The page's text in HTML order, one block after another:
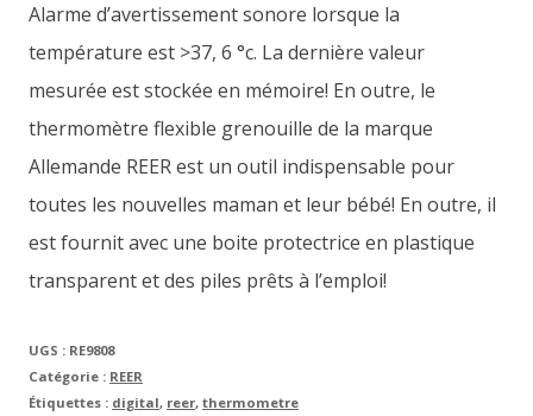
Alarme d’avertissement sonore lorsque la
température est >37, 6 °c. La dernière valeur
mesurée est stockée en mémoire! En outre, le
thermomètre flexible grenouille de la marque
Allemande REER est un outil indispensable pour
toutes les nouvelles maman et leur bébé! En outre, il
est fournit avec une boite protectrice en plastique
transparent et des piles prêts à l’emploi!
UGS : RE9808
Catégorie : REER
Étiquettes : digital, reer, thermometre